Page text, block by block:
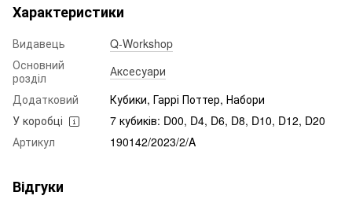
Характеристики
Видавець
Q-Workshop
Основний
розділ
Аксесуари
Додатковий
Кубики, Гаррі Поттер, Набори
У коробці
7 кубиків: D00, D4, D6, D8, D10, D12, D20
Артикул
190142/2023/2/A
Відгуки